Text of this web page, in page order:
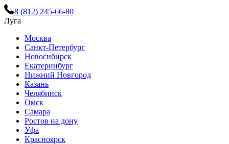
8 (812) 245-66-80
Луга
Москва
Санкт-Петербург
Новосибирск
Екатеринбург
Нижний Новгород
Казань
Челябинск
Омск
Самара
Ростов на дону
Уфа
Красноярск